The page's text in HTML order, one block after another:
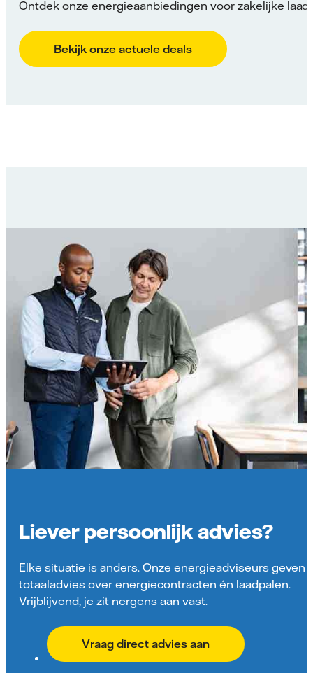
Ontdek onze energieaanbiedingen voor zakelijke
Bekijk onze actuele deals
Liever persoonlijk advies?
Elke situatie is anders. Onze energieadviseurs geven
totaaladvies over energiecontracten én laadpalen.
Vrijblijvend, je zit nergens aan vast.
Vraag direct advies aan